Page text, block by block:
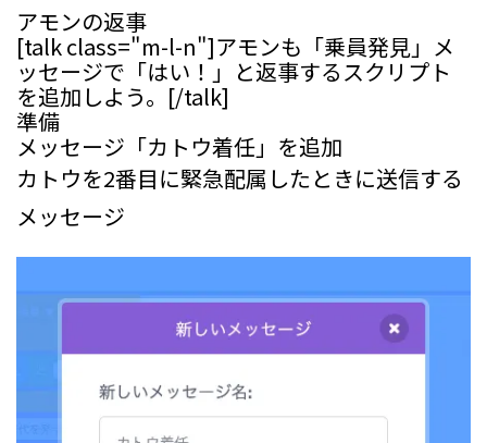
アモンの返事
[talk class="m-l-n"]アモンも「乗員発見」メ
ッセージで「はい！」と返事するスクリプト
を追加しよう。[/talk]
準備
メッセージ「カトウ着任」を追加
カトウを2番目に緊急配属したときに送信する
メッセージ